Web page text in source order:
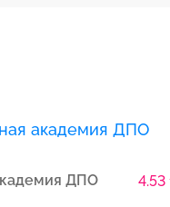
ДПО 4.53